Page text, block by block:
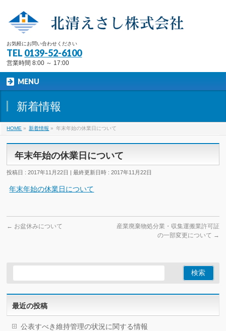
お気軽にお問い合わせください
TEL 0139-52-6100
営業時間 8:00 ～ 17:00
MENU
新着情報
HOME » 新着情報 » 年末年始の休業日について
年末年始の休業日について
投稿日 : 2017年11月22日 最終更新日時 : 2017年11月22日
年末年始の休業日について
← お盆休みについて
産業廃棄物処分業・収集運搬業許可証
の一部変更について →
最近の投稿
公表すべき維持管理の状況に関する情報